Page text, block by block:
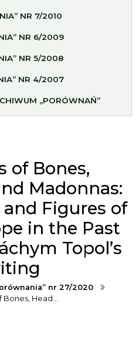
NR 7/2010
NR 6/2009
NR 5/2008
NR 4/2007
„PORÓWNAŃ”
of Bones,
Madonnas:
Figures of
in the Past
Topol’s
nr 27/2020
Bones, Head…